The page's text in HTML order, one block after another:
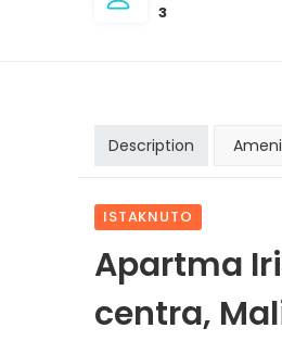
3
Description
ISTAKNUTO
Apartma
centra,